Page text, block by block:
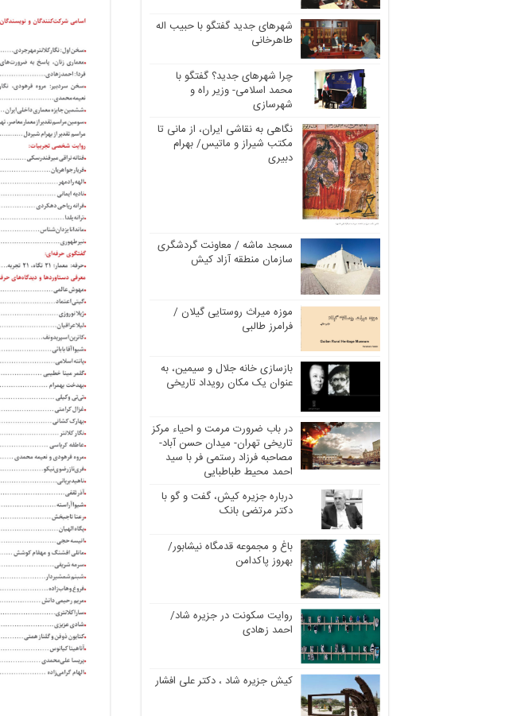
شهرهای جدید گفتگو با حبیب اله
طاهرخانی
چرا شهرهای جدید؟ گفتگو با
محمد اسلامی- وزیر راه و
شهرسازی
نگاهی به نقاشی ایران، از مانی تا
مکتب شیراز و ماتیس/ بهرام
دبیری
مسجد ماشه / معاونت گردشگری
سازمان منطقه آزاد کیش
موزه میراث روستایی گیلان /
فرامرز طالبی
بازسازی خانه جلال و سیمین، به
عنوان یک مکان رویداد تاریخی
در باب ضرورت مرمت و احیاء مرکز
تاریخی تهران- میدان حسن آباد-
مصاحبه فرزاد رستمی فر با سید
احمد محیط طباطبایی
درباره جزیره کیش، گفت و گو با
دکتر مرتضی بانک
باغ و مجموعه قدمگاه نیشابور/
بهروز پاکدامن
روایت سکونت در جزیره شاد/
احمد زهادی
کیش جزیره شاد ، دکتر علی افشار